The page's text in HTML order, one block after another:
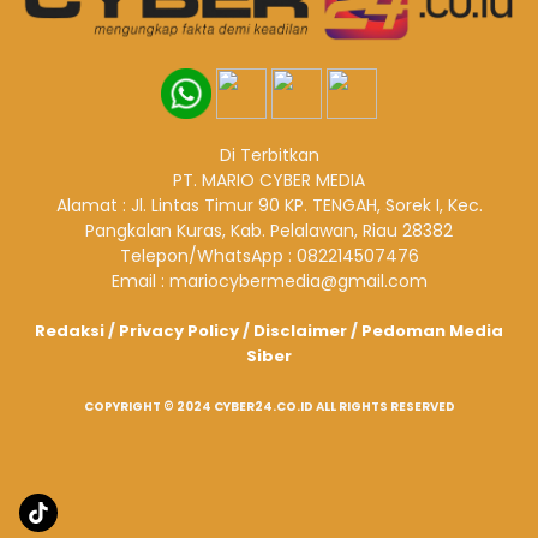
Di Terbitkan
PT. MARIO CYBER MEDIA
Alamat : Jl. Lintas Timur 90 KP. TENGAH, Sorek I, Kec.
Pangkalan Kuras, Kab. Pelalawan, Riau 28382
Telepon/WhatsApp : 082214507476
Email : mariocybermedia@gmail.com
Redaksi/ Privacy Policy/ Disclaimer/ Pedoman Media
Siber
COPYRIGHT © 2024 CYBER24.CO.ID ALL RIGHTS RESERVED